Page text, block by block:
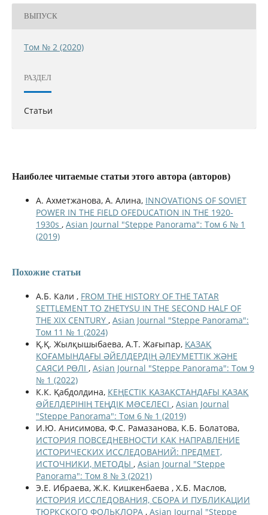
ВЫПУСК
Том № 2 (2020)
РАЗДЕЛ
Статьи
Наиболее читаемые статьи этого автора (авторов)
А. Ахметжанова, А. Алина, INNOVATIONS OF SOVIET
POWER IN THE FIELD OFEDUCATION IN THE 1920-
1930s , Asian Journal "Steppe Panorama": Том 6 № 1
(2019)
Похожие статьи
А.Б. Кали , FROM THE HISTORY OF THE TATAR
SETTLEMENT TO ZHETYSU IN THE SECOND HALF OF
THE XIX CENTURY , Asian Journal "Steppe Panorama":
Том 11 № 1 (2024)
Қ.Қ. Жылқышыбаева, А.Т. Жағыпар, ҚАЗАҚ
ҚОҒАМЫНДАҒЫ ӘЙЕЛДЕРДІҢ ӘЛЕУМЕТТІК ЖӘНЕ
САЯСИ РӨЛІ , Asian Journal "Steppe Panorama": Том 9
№ 1 (2022)
К.К. Қабдолдина, КЕҢЕСТІК ҚАЗАҚСТАНДАҒЫ ҚАЗАҚ
ƏЙЕЛДЕРІНІҢ ТЕҢДІК МƏСЕЛЕСІ , Asian Journal
"Steppe Panorama": Том 6 № 1 (2019)
И.Ю. Анисимова, Ф.С. Рамазанова, К.Б. Болатова,
ИСТОРИЯ ПОВСЕДНЕВНОСТИ КАК НАПРАВЛЕНИЕ
ИСТОРИЧЕСКИХ ИССЛЕДОВАНИЙ: ПРЕДМЕТ,
ИСТОЧНИКИ, МЕТОДЫ , Asian Journal "Steppe
Panorama": Том 8 № 3 (2021)
Э.Е. Ибраева, Ж.К. Кишкенбаева , Х.Б. Маслов,
ИСТОРИЯ ИССЛЕДОВАНИЯ, СБОРА И ПУБЛИКАЦИИ
ТЮРКСКОГО ФОЛЬКЛОРА , Asian Journal "Steppe